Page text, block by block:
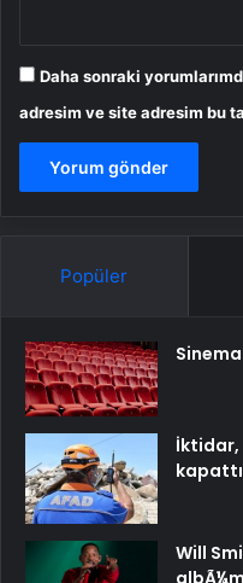
Daha sonraki
adresim ve site adresim bu
Popüler
İktidar,
Will
albÃ¼m